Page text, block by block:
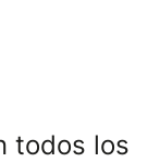
todos los